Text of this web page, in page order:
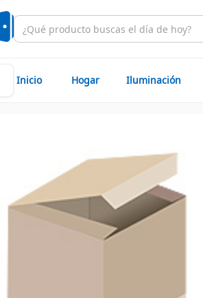
Inicio Hogar Iluminación